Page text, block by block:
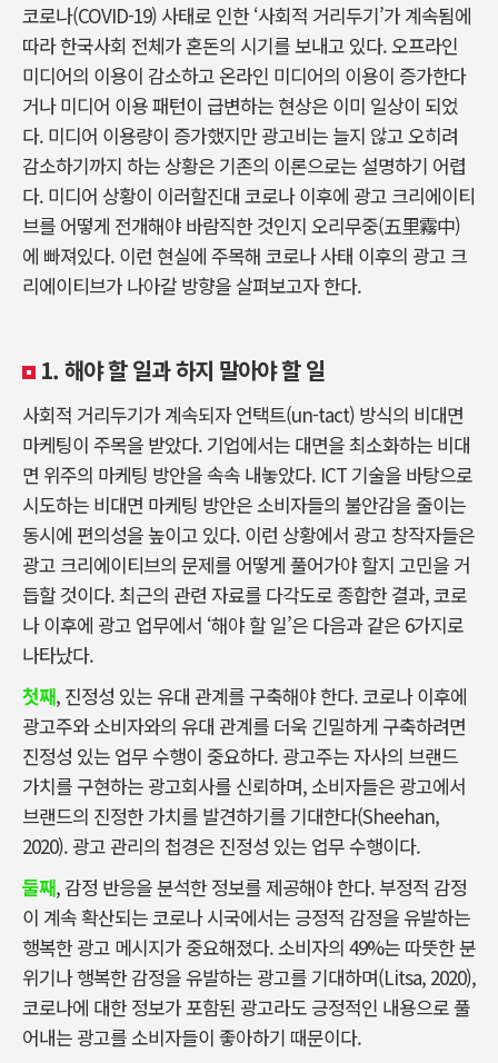
코로나(COVID-19) 사태로 인한 ‘사회적 거리두기’가 계속됨에
따라 한국사회 전체가 혼돈의 시기를 보내고 있다. 오프라인
미디어의 이용이 감소하고 온라인 미디어의 이용이 증가한다
거나 미디어 이용 패턴이 급변하는 현상은 이미 일상이 되었
다. 미디어 이용량이 증가했지만 광고비는 늘지 않고 오히려
감소하기까지 하는 상황은 기존의 이론으로는 설명하기 어렵
다. 미디어 상황이 이러할진대 코로나 이후에 광고 크리에이티
브를 어떻게 전개해야 바람직한 것인지 오리무중(五里霧中)
에 빠져있다. 이런 현실에 주목해 코로나 사태 이후의 광고 크
리에이티브가 나아갈 방향을 살펴보고자 한다.
1. 해야 할 일과 하지 말아야 할 일
사회적 거리두기가 계속되자 언택트(un-tact) 방식의 비대면
마케팅이 주목을 받았다. 기업에서는 대면을 최소화하는 비대
면 위주의 마케팅 방안을 속속 내놓았다. ICT 기술을 바탕으로
시도하는 비대면 마케팅 방안은 소비자들의 불안감을 줄이는
동시에 편의성을 높이고 있다. 이런 상황에서 광고 창작자들은
광고 크리에이티브의 문제를 어떻게 풀어가야 할지 고민을 거
듭할 것이다. 최근의 관련 자료를 다각도로 종합한 결과, 코로
나 이후에 광고 업무에서 ‘해야 할 일’은 다음과 같은 6가지로
나타났다.
첫째, 진정성 있는 유대 관계를 구축해야 한다. 코로나 이후에
광고주와 소비자와의 유대 관계를 더욱 긴밀하게 구축하려면
진정성 있는 업무 수행이 중요하다. 광고주는 자사의 브랜드
가치를 구현하는 광고회사를 신뢰하며, 소비자들은 광고에서
브랜드의 진정한 가치를 발견하기를 기대한다(Sheehan,
2020). 광고 관리의 첩경은 진정성 있는 업무 수행이다.
둘째, 감정 반응을 분석한 정보를 제공해야 한다. 부정적 감정
이 계속 확산되는 코로나 시국에서는 긍정적 감정을 유발하는
행복한 광고 메시지가 중요해졌다. 소비자의 49%는 따뜻한 분
위기나 행복한 감정을 유발하는 광고를 기대하며(Litsa, 2020),
코로나에 대한 정보가 포함된 광고라도 긍정적인 내용으로 풀
어내는 광고를 소비자들이 좋아하기 때문이다.